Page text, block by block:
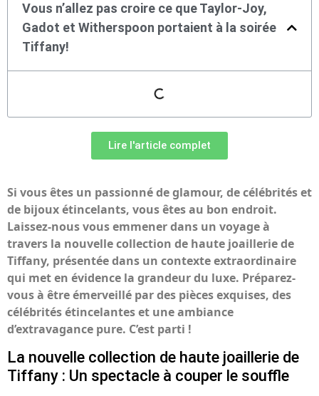
Vous n’allez pas croire ce que Taylor-Joy,
Gadot et Witherspoon portaient à la soirée
Tiffany!
Lire l'article complet
Si vous êtes un passionné de glamour, de célébrités et
de bijoux étincelants, vous êtes au bon endroit.
Laissez-nous vous emmener dans un voyage à
travers la nouvelle collection de haute joaillerie de
Tiffany, présentée dans un contexte extraordinaire
qui met en évidence la grandeur du luxe. Préparez-
vous à être émerveillé par des pièces exquises, des
célébrités étincelantes et une ambiance
d’extravagance pure. C’est parti !
La nouvelle collection de haute joaillerie de
Tiffany : Un spectacle à couper le souffle